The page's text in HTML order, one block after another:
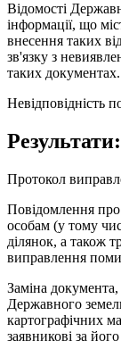
Відомості
інформації, що
внесення таких
зв'язку з
таких документах.
Невідповідність
Результати:
Протокол
Повідомлення
особам (у тому
ділянок, а також
виправлення
Заміна
Державного
картографічних
заявникові за